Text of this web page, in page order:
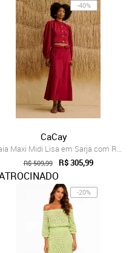
-40%
CaCay
Saia Maxi Midi Lisa em Sarja com Recortes
R$ 509,99 R$ 305,99
-20%